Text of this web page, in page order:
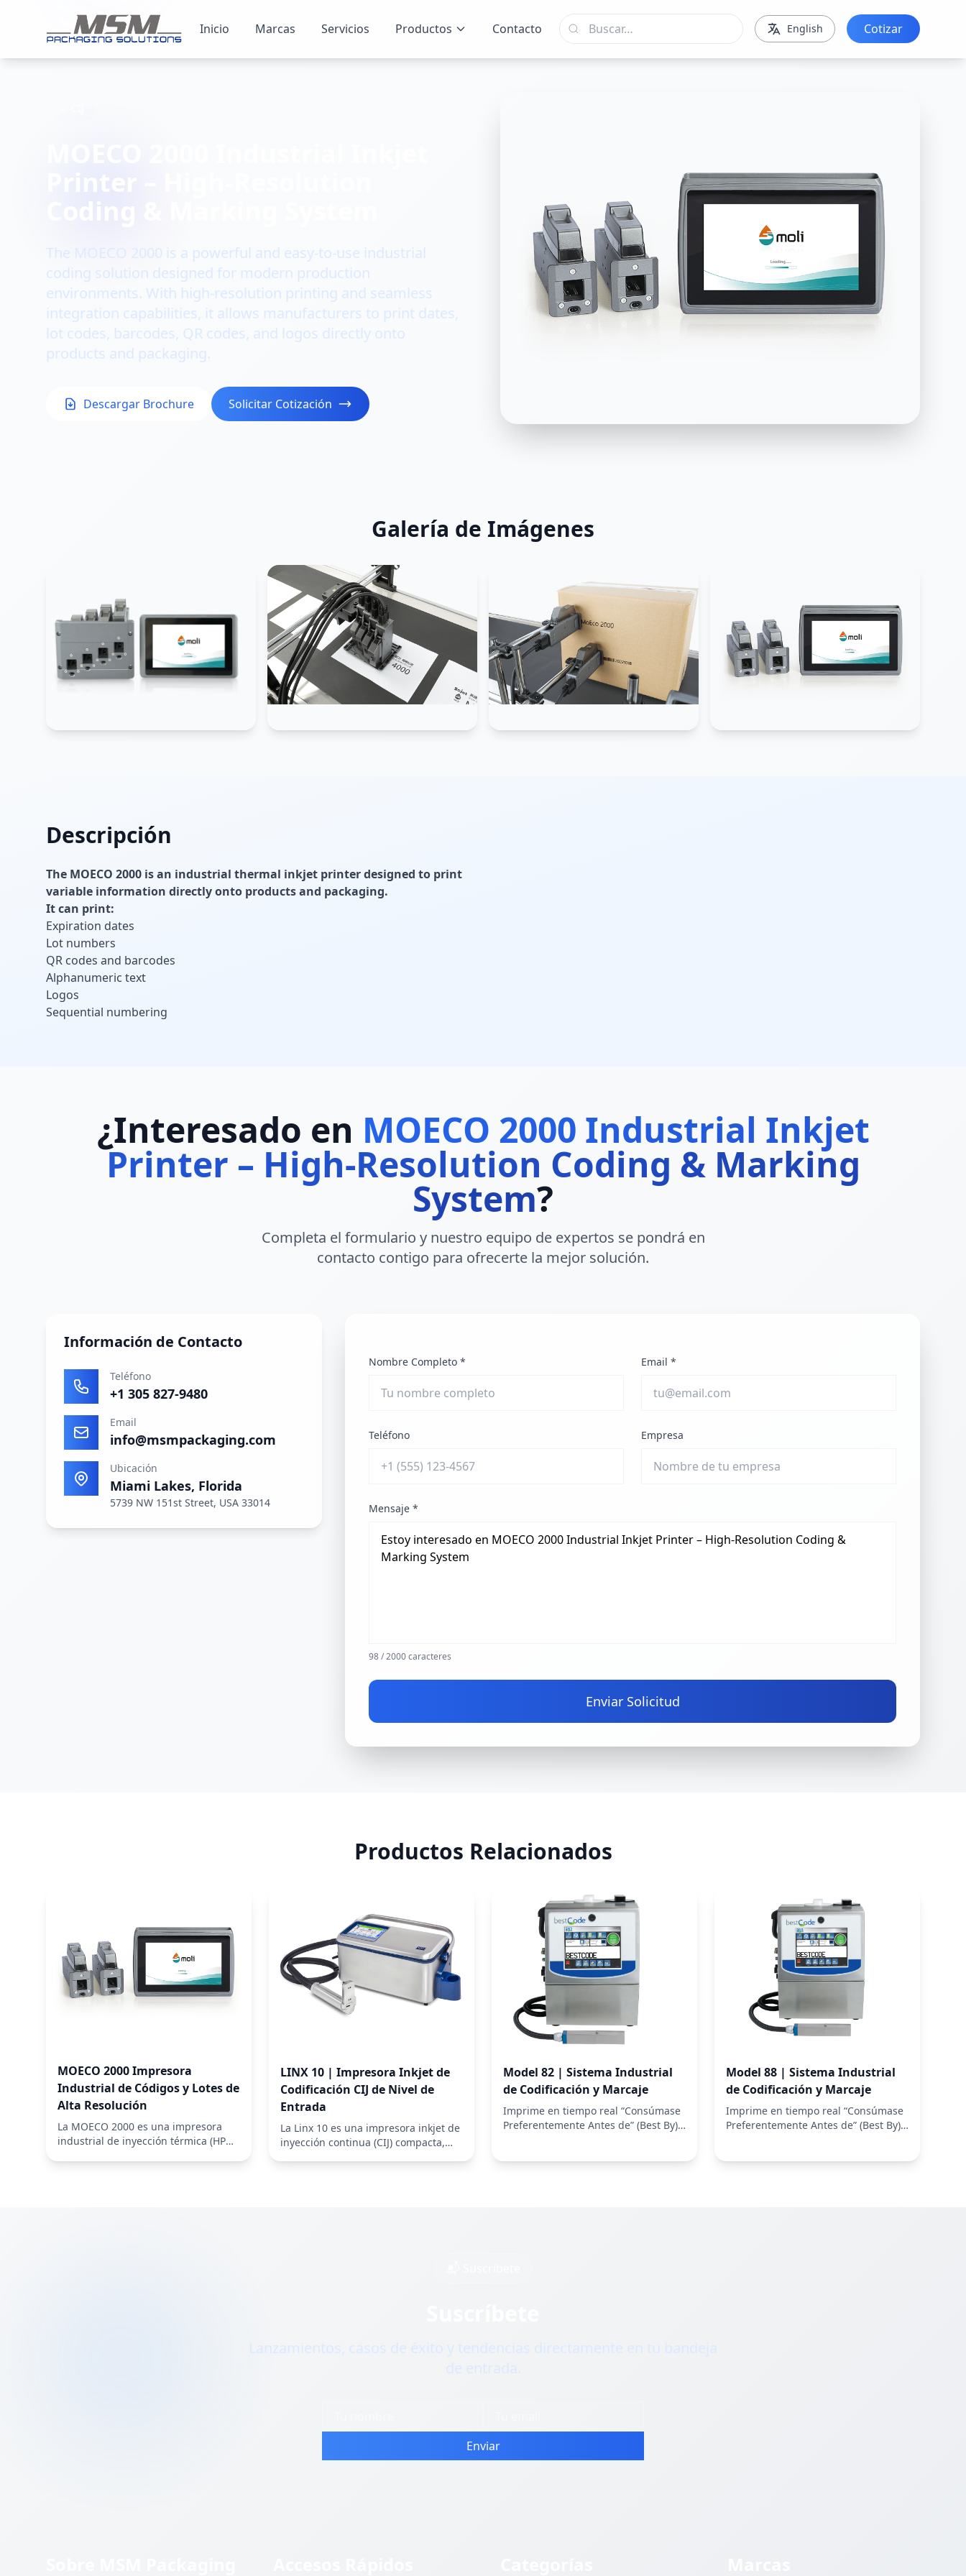
Inicio Marcas Servicios Productos Contacto English Cotizar
The MOECO 2000 is a powerful and easy-to-use industrial
coding solution designed for modern production
environments. With high-resolution printing and seamless
integration capabilities, it allows manufacturers to print dates,
lot codes, barcodes, QR codes, and logos directly onto
products and packaging.
Descargar Brochure Solicitar Cotización
Galería de Imágenes
Descripción
The MOECO 2000 is an industrial thermal inkjet printer designed to print
variable information directly onto products and packaging.
It can print:
Expiration dates
Lot numbers
QR codes and barcodes
Alphanumeric text
Logos
Sequential numbering
¿Interesado en MOECO 2000 Industrial Inkjet
Printer – High-Resolution Coding & Marking
System?
Completa el formulario y nuestro equipo de expertos se pondrá en
contacto contigo para ofrecerte la mejor solución.
Información de Contacto
Teléfono
+1 305 827-9480
Email
info@msmpackaging.com
Ubicación
Miami Lakes, Florida
5739 NW 151st Street, USA 33014
Nombre Completo * Email *
Teléfono Empresa
Mensaje *
98/ 2000 caracteres
Enviar Solicitud
Productos Relacionados
MOECO 2000 Impresora
Industrial de Códigos y Lotes de
Alta Resolución
La MOECO 2000 es una impresora
industrial de inyección térmica (HP
LINX 10 | Impresora Inkjet de
Codificación CIJ de Nivel de
Entrada
La Linx 10 es una impresora inkjet de
inyección continua (CIJ) compacta,
Model 82 | Sistema Industrial
de Codificación y Marcaje
Imprime en tiempo real “Consúmase
Preferentemente Antes de” (Best By),
Model 88 | Sistema Industrial
de Codificación y Marcaje
Imprime en tiempo real “Consúmase
Preferentemente Antes de” (Best By),
Lanzamientos, casos de éxito y tendencias directamente en tu bandeja
Enviar